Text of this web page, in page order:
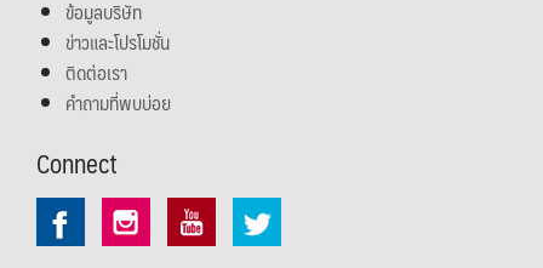
ข้อมูลบริษัท
ข่าวและโปรโมชั่น
ติดต่อเรา
คำถามที่พบบ่อย
Connect